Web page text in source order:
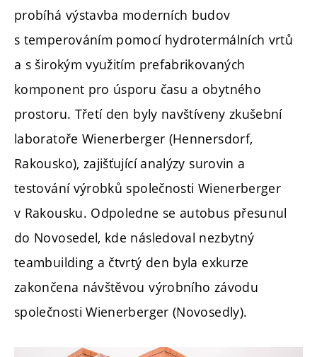
probíhá výstavba moderních budov
s temperováním pomocí hydrotermálních vrtů
a s širokým využitím prefabrikovaných
komponent pro úsporu času a obytného
prostoru. Třetí den byly navštíveny zkušební
laboratoře Wienerberger (Hennersdorf,
Rakousko), zajišťující analýzy surovin a
testování výrobků společnosti Wienerberger
v Rakousku. Odpoledne se autobus přesunul
do Novosedel, kde následoval nezbytný
teambuilding a čtvrtý den byla exkurze
zakončena návštěvou výrobního závodu
společnosti Wienerberger (Novosedly).